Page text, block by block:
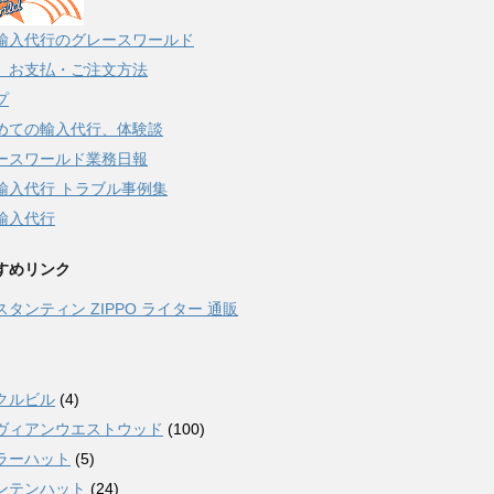
入代行のグレースワールド
お支払・ご注文方法
ての輸入代行、体験談
スワールド業務日報
入代行 トラブル事例集
入代行
めリンク
タンティン ZIPPO ライター 通販
ルビル (4)
ィアンウエストウッド (100)
ーハット (5)
テンハット (24)